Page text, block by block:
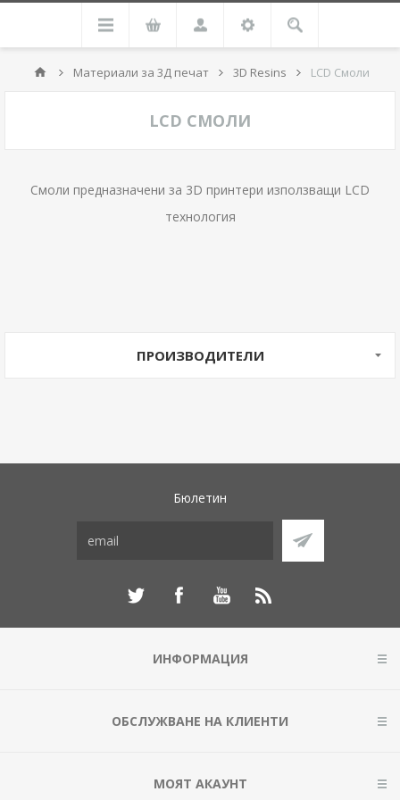
Материали за 3Д печат 3D Resins LCD Смоли
LCD СМОЛИ
Смоли предназначени за 3D принтери използващи LCD
технология
ПРОИЗВОДИТЕЛИ
Бюлетин
ИНФОРМАЦИЯ
ОБСЛУЖВАНЕ НА КЛИЕНТИ
МОЯТ АКАУНТ